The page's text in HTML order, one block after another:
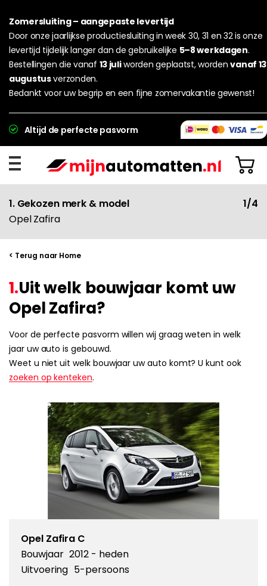
Zomersluiting – aangepaste levertijd
Door onze jaarlijkse productiesluiting in week 30, 31 en 32 is onze
levertijd tijdelijk langer dan de gebruikelijke 5–8 werkdagen.
Bestellingen die vanaf 13 juliworden geplaatst, wordenvanaf 13
augustusverzonden.
Bedankt voor uw begrip en een fijne zomervakantie gewenst!
Altijd de perfecte pasvorm
1. Gekozen merk & model
Opel Zafira
1/4
< Terug naar Home
1.Uit welk bouwjaar komt uw
Opel Zafira?
Voor de perfecte pasvorm willen wij graag weten in welk
jaar uw auto is gebouwd.
Weet u niet uit welk bouwjaar uw auto komt? U kunt ook
zoeken op kenteken.
Opel Zafira C
Bouwjaar 2012 - heden
Uitvoering 5-persoons